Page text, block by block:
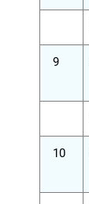
9
10